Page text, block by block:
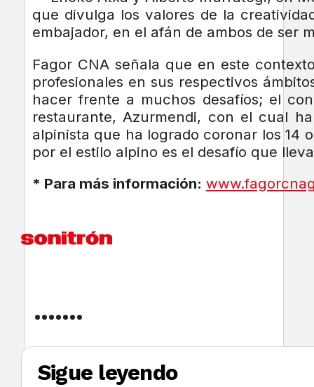
que divulga los valores de la
embajador, en el afán de ambos de ser
Fagor CNA señala que en este
profesionales en sus respectivos
hacer frente a muchos desafíos; el
restaurante, Azurmendi, con el cual
alpinista que ha logrado coronar los 14
por el estilo alpino es el desafío que
* Para más información:
Sigue leyendo